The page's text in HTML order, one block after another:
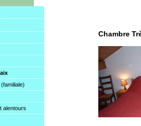
Chambre
alentours